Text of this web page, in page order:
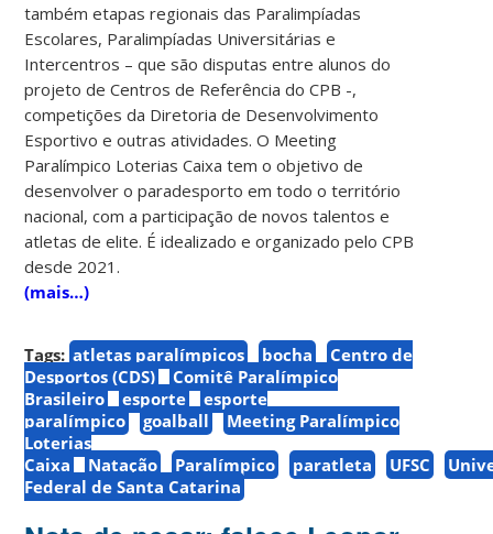
também etapas regionais das Paralimpíadas
Escolares, Paralimpíadas Universitárias e
Intercentros – que são disputas entre alunos do
projeto de Centros de Referência do CPB -,
competições da Diretoria de Desenvolvimento
Esportivo e outras atividades. O Meeting
Paralímpico Loterias Caixa tem o objetivo de
desenvolver o paradesporto em todo o território
nacional, com a participação de novos talentos e
atletas de elite. É idealizado e organizado pelo CPB
desde 2021.
(mais…)
Tags: atletas paralímpicos bocha
Centro de
Desportos (CDS)
Comitê Paralímpico
Brasileiro
esporte
esporte
paralímpico
goalball
Meeting Paralímpico
Loterias
Caixa
Natação Paralímpico paratleta UFSC
Federal de Santa Catarina